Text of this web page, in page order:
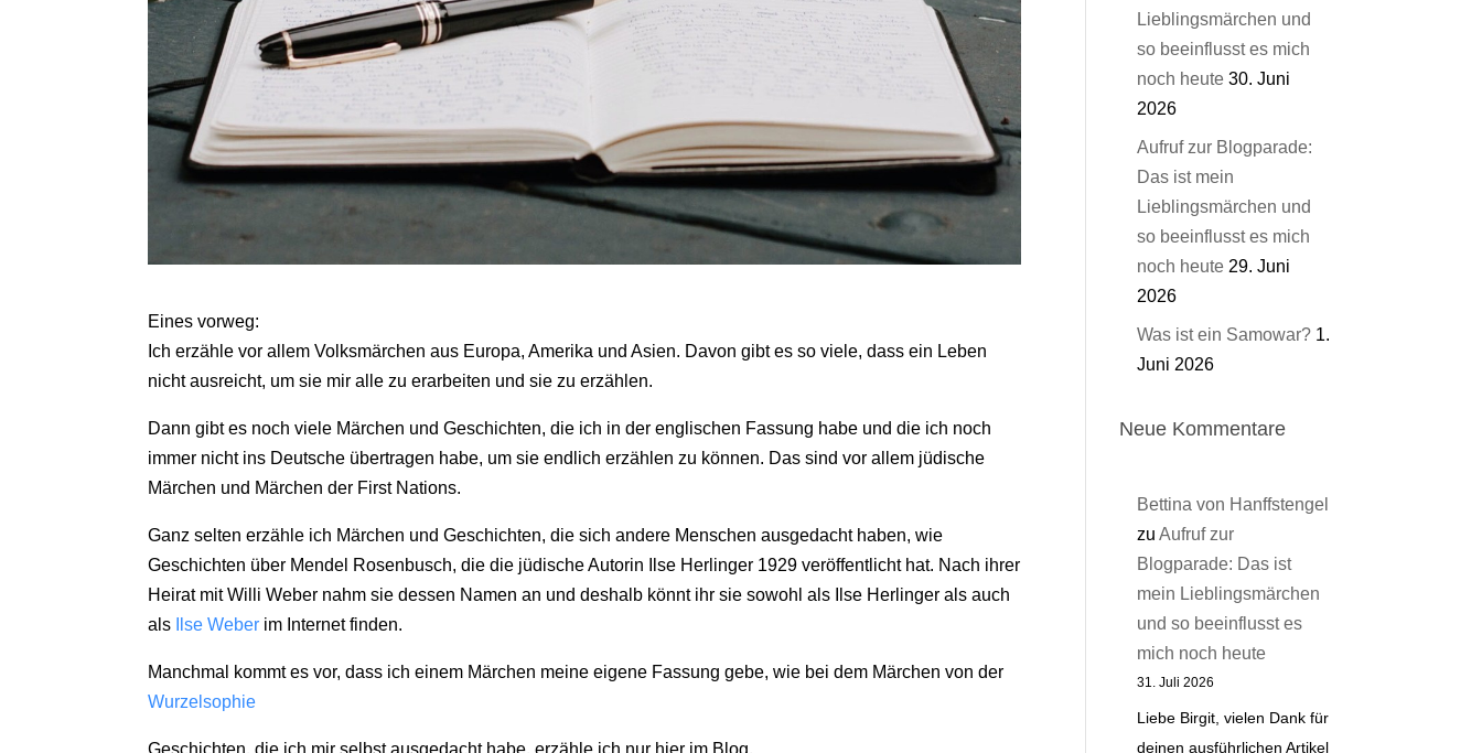
Eines vorweg:
Ich erzähle vor allem Volksmärchen aus Europa, Amerika und Asien. Davon gibt es so viele, dass ein Leben
nicht ausreicht, um sie mir alle zu erarbeiten und sie zu erzählen.
Dann gibt es noch viele Märchen und Geschichten, die ich in der englischen Fassung habe und die ich noch
immer nicht ins Deutsche übertragen habe, um sie endlich erzählen zu können. Das sind vor allem jüdische
Märchen und Märchen der First Nations.
Ganz selten erzähle ich Märchen und Geschichten, die sich andere Menschen ausgedacht haben, wie
Geschichten über Mendel Rosenbusch, die die jüdische Autorin Ilse Herlinger 1929 veröffentlicht hat. Nach ihrer
Heirat mit Willi Weber nahm sie dessen Namen an und deshalb könnt ihr sie sowohl als Ilse Herlinger als auch
als
Ilse Weber im Internet finden.
Manchmal kommt es vor, dass ich einem Märchen meine eigene Fassung gebe, wie bei dem Märchen von der
Wurzelsophie
Geschichten, die ich mir selbst ausgedacht habe, erzähle ich nur hier im Blog.
Lieblingsmärchen und
so beeinflusst es mich
noch heute 30. Juni
2026
Aufruf zur Blogparade:
Das ist mein
Lieblingsmärchen und
so beeinflusst es mich
noch heute 29. Juni
2026
Was ist ein Samowar? 1.
Juni 2026
Neue Kommentare
Bettina von Hanffstengel
zuAufruf zur
Blogparade: Das ist
mein Lieblingsmärchen
und so beeinflusst es
mich noch heute
31. Juli 2026
Liebe Birgit, vielen Dank für
deinen ausführlichen Artikel